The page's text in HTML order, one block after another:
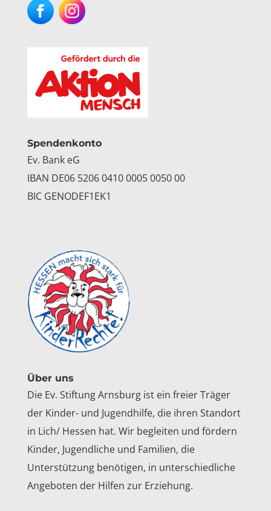
Spendenkonto
Ev. Bank eG
IBAN DE06 5206 0410 0005 0050 00
BIC GENODEF1EK1
Über uns
Die Ev. Stiftung Arnsburg ist ein freier Träger
der Kinder- und Jugendhilfe, die ihren Standort
in Lich/ Hessen hat. Wir begleiten und fördern
Kinder, Jugendliche und Familien, die
Unterstützung benötigen, in unterschiedliche
Angeboten der Hilfen zur Erziehung.